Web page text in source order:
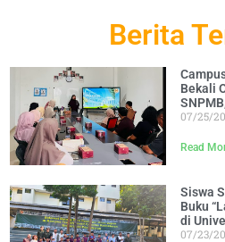
Berita
Bekali
07/25/
Read
Siswa
Buku
di
07/23/